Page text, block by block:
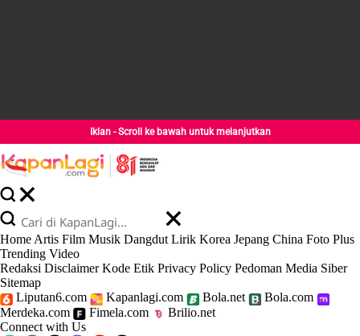
Iklan - Scroll ke bawah untuk melanjutkan
Home Artis Film Musik Dangdut Lirik Korea Jepang China Foto Plus
Trending Video
Redaksi Disclaimer Kode Etik Privacy Policy Pedoman Media Siber
Sitemap
Liputan6.com
Kapanlagi.com Bola.net
Bola.com
Merdeka.com
Fimela.com
Brilio.net
Connect with Us